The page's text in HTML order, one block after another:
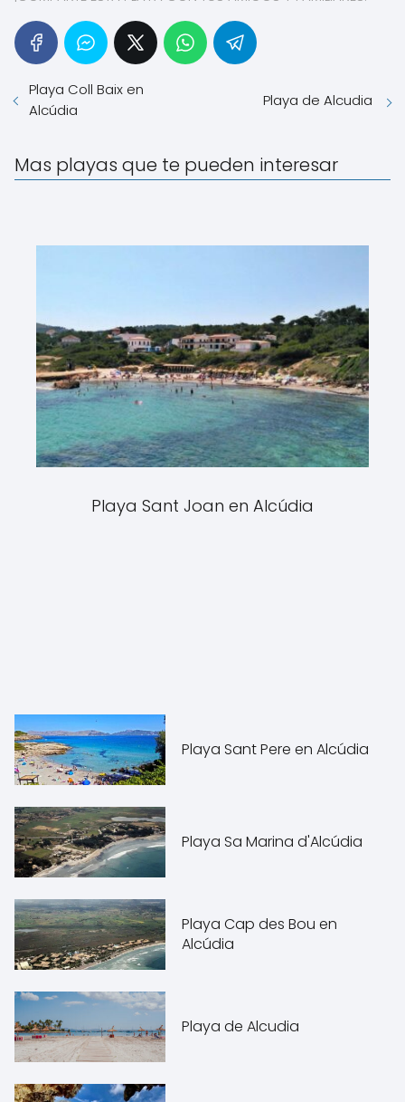
Playa Coll Baix en
Alcúdia
Playa de Alcudia
Mas playas que te pueden interesar
Playa Sant Joan en Alcúdia
Playa Sant Pere en Alcúdia
Playa Sa Marina d'Alcúdia
Playa Cap des Bou en
Alcúdia
Playa de Alcudia